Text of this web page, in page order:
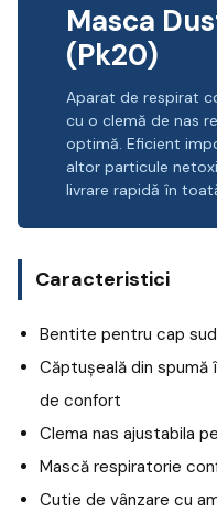
Masca
(Pk20)
Aparat de respirat
cu o clemă de nas
optimă. Eficient
altor particule
livrare rapidă în
Caracteristici
Bentite pentru cap
Căptușeală din spumă
de confort
Clema nas ajustabila
Mască respiratorie
Cutie de vânzare cu